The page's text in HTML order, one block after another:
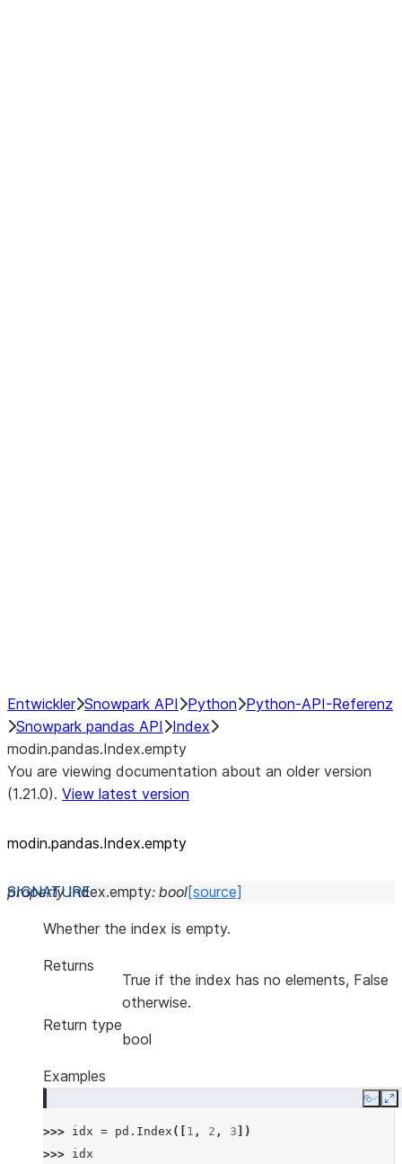
Entwickler Snowpark API Python Python-API-Referenz
Snowpark pandas API
Index
modin.pandas.Index.empty
You are viewing documentation about an older version
(1.21.0). View latest version
modin.pandas.Index.empty
property Index.empty: bool[source]
Whether the index is empty.
Returns
True if the index has no elements, False
otherwise.
Return type
bool
Examples
Copy
>>> idx = pd . Index ([ 1 , 2 , 3 ])
>>> idx